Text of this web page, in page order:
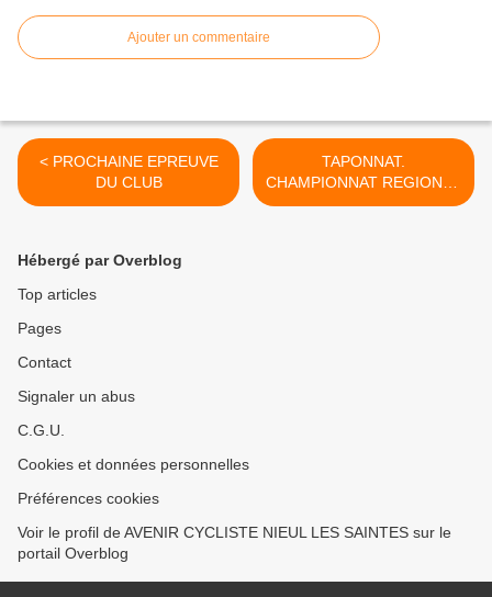
Ajouter un commentaire
< PROCHAINE EPREUVE
DU CLUB
TAPONNAT.
CHAMPIONNAT REGIONAL
DES JEUNES >
Hébergé par Overblog
Top articles
Pages
Contact
Signaler un abus
C.G.U.
Cookies et données personnelles
Préférences cookies
Voir le profil de AVENIR CYCLISTE NIEUL LES SAINTES sur le
portail Overblog